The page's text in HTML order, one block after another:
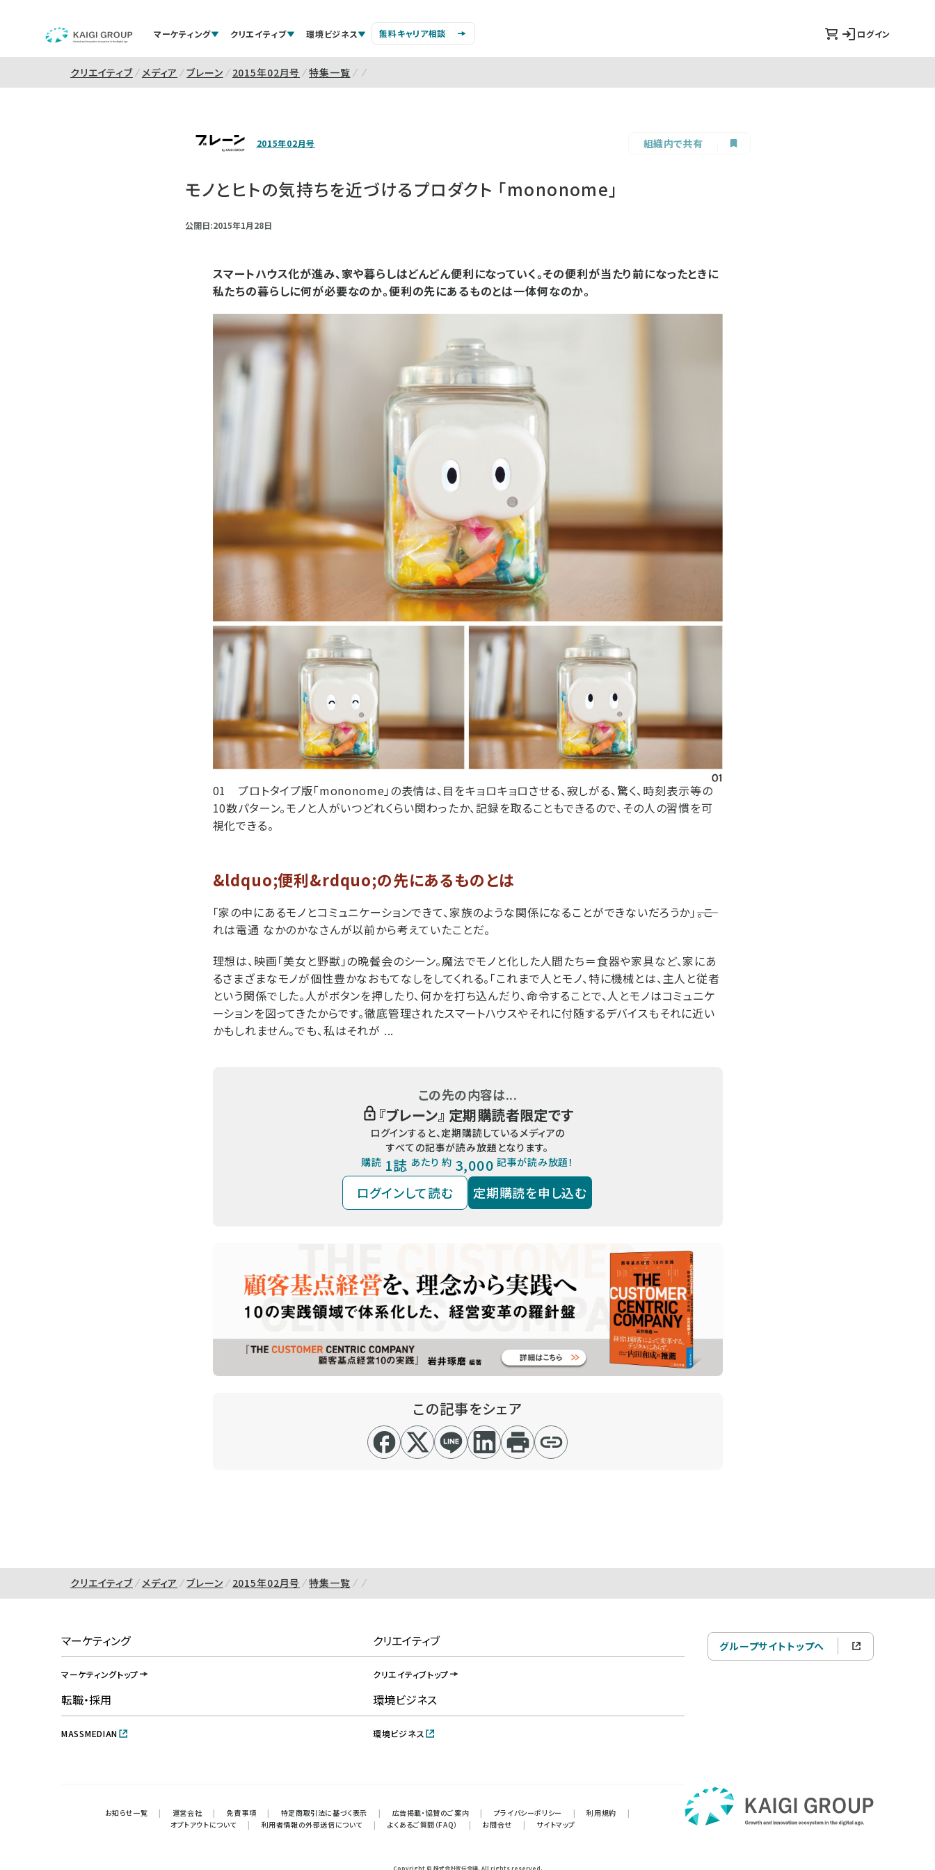
マーケティング クリエイティブ 環境ビジネス 無料キャリア相談 ログイン
クリエイティブ メディア ブレーン 2015年02月号 特集一覧
2015年02月号 組織内で共有
モノとヒトの気持ちを近づけるプロダクト 「mononome」
公開日:2015年1月28日
スマートハウス化が進み、家や暮らしはどんどん便利になっていく。その便利が当たり前になったときに
私たちの暮らしに何が必要なのか。便利の先にあるものとは一体何なのか。
01 プロトタイプ版「mononome」の表情は、目をキョロキョロさせる、寂しがる、驚く、時刻表示等の
10数パターン。モノと人がいつどれくらい関わったか、記録を取ることもできるので、その人の習慣を可
視化できる。
&ldquo;便利&rdquo;の先にあるものとは
「家の中にあるモノとコミュニケーションできて、家族のような関係になることができないだろうか」――。こ
れは電通 なかのかなさんが以前から考えていたことだ。
理想は、映画「美女と野獣」の晩餐会のシーン。魔法でモノと化した人間たち＝食器や家具など、家にあ
るさまざまなモノが個性豊かなおもてなしをしてくれる。「これまで人とモノ、特に機械とは、主人と従者
という関係でした。人がボタンを押したり、何かを打ち込んだり、命令することで、人とモノはコミュニケ
ーションを図ってきたからです。徹底管理されたスマートハウスやそれに付随するデバイスもそれに近い
かもしれません。でも、私はそれが ...
この先の内容は...
『ブレーン』 定期購読者限定です
ログインすると、定期購読しているメディアの
すべての記事が読み放題となります。
購読 1誌 あたり 約 3,000 記事が読み放題！
ログインして読む 定期購読を申し込む
この記事をシェア
クリエイティブ メディア ブレーン 2015年02月号 特集一覧
マーケティング
マーケティングトップ
クリエイティブ
クリエイティブトップ
転職・採用
MASSMEDIAN
環境ビジネス
環境ビジネス
お知らせ一覧 | 運営会社 | 免責事項 | 特定商取引法に基づく表示 | 広告掲載・協賛のご案内 | プライバシーポリシー | 利用規約
|
オプトアウトについて
| 利用者情報の外部送信について | よくあるご質問（FAQ） | お問合せ | サイトマップ
グループサイトトップへ
Copyright © 株式会社宣伝会議. All rights reserved.